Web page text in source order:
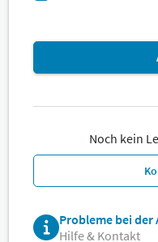
Noch kein
Probleme bei der
Hilfe & Kontakt